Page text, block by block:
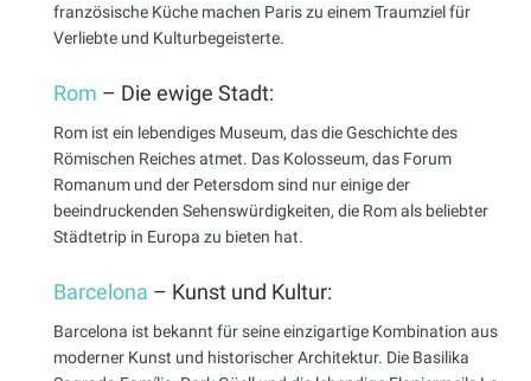
französische Küche machen Paris zu einem Traumziel für
Verliebte und Kulturbegeisterte.
Rom – Die ewige Stadt:
Rom ist ein lebendiges Museum, das die Geschichte des
Römischen Reiches atmet. Das Kolosseum, das Forum
Romanum und der Petersdom sind nur einige der
beeindruckenden Sehenswürdigkeiten, die Rom als beliebter
Städtetrip in Europa zu bieten hat.
Barcelona – Kunst und Kultur:
Barcelona ist bekannt für seine einzigartige Kombination aus
moderner Kunst und historischer Architektur. Die Basilika